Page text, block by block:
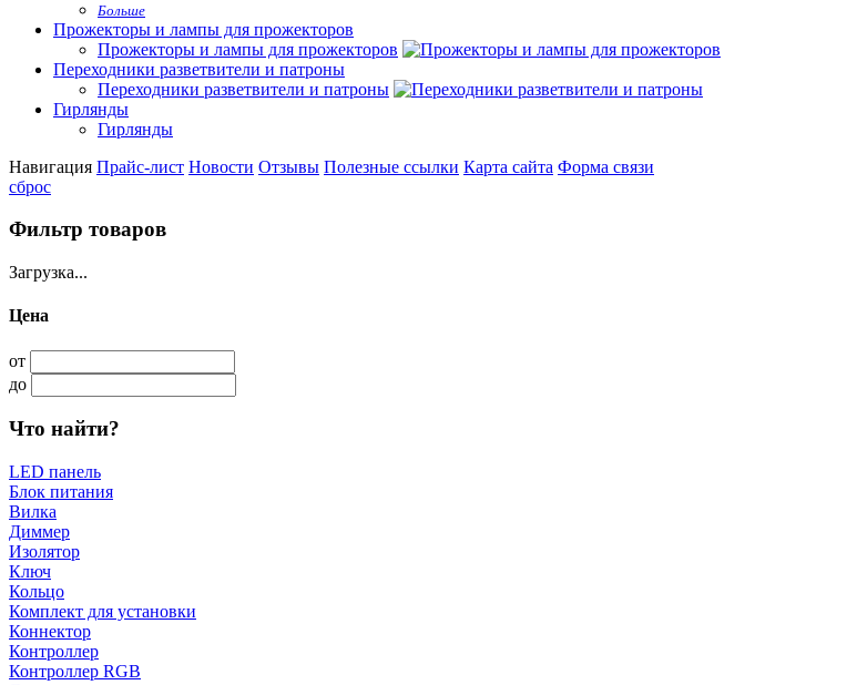
Больше
Прожекторы и лампы для прожекторов
Прожекторы и лампы для прожекторов
Переходники разветвители и патроны
Переходники разветвители и патроны
Гирлянды
Гирлянды
Навигация Прайс-лист Новости Отзывы Полезные ссылки Карта сайта Форма связи
сброс
Фильтр товаров
Загрузка...
Цена
от
до
Что найти?
LED панель
Блок питания
Вилка
Диммер
Изолятор
Ключ
Кольцо
Комплект для установки
Коннектор
Контроллер
Контроллер RGB